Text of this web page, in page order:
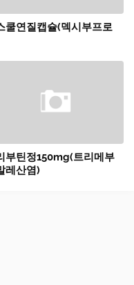
쿨연질캡슐(덱시부프로
부틴정150mg(트리메부
레산염)